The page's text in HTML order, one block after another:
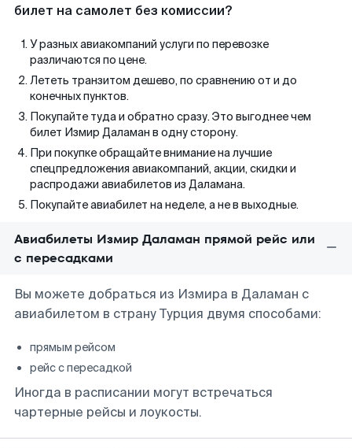
билет на самолет без комиссии?
У разных авиакомпаний услуги по перевозке
различаются по цене.
Лететь транзитом дешево, по сравнению от и до
конечных пунктов.
Покупайте туда и обратно сразу. Это выгоднее чем
билет Измир Даламан в одну сторону.
При покупке обращайте внимание на лучшие
спецпредложения авиакомпаний, акции, скидки и
распродажи авиабилетов из Даламана.
Покупайте авиабилет на неделе, а не в выходные.
Авиабилеты Измир Даламан прямой рейс или
с пересадками
Вы можете добраться из Измира в Даламан с
авиабилетом в страну Турция двумя способами:
прямым рейсом
рейс с пересадкой
Иногда в расписании могут встречаться
чартерные рейсы и лоукосты.